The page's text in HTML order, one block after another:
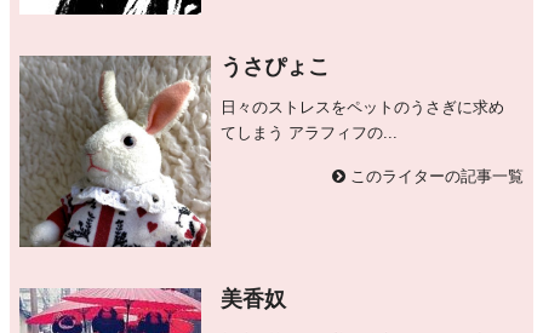
うさぴょこ
日々のストレスをペットのうさぎに求め
てしまう アラフィフの...
このライターの記事一覧
美香奴